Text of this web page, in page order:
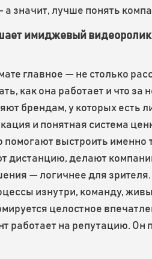
а значит, лучше понять
имиджевый
главное — не столько
как она работает и что за
брендам, у которых есть
и понятная система
выстроить именно
дистанцию, делают
— логичнее для
изнутри, команду,
целостное
работает на репутацию. Он